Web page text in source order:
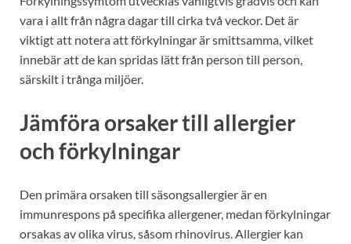
vara i allt från några dagar till cirka två veckor. Det är
viktigt att notera att förkylningar är smittsamma, vilket
innebär att de kan spridas lätt från person till person,
särskilt i trånga miljöer.
Jämföra orsaker till allergier
och förkylningar
Den primära orsaken till säsongsallergier är en
immunrespons på specifika allergener, medan förkylningar
orsakas av olika virus, såsom rhinovirus. Allergier kan